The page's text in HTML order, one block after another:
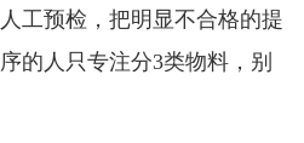
工预检，把明显不合格的提
的人只专注分3类物料，别